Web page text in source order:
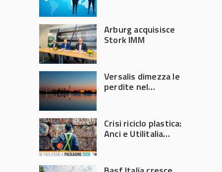
Arburg acquisisce
Stork IMM
Versalis dimezza le
perdite nel
Crisi riciclo plastica:
Anci e Utilitalia
Governo